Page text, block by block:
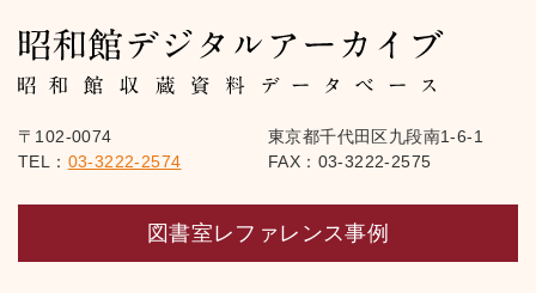
〒102-0074
東京都千代田区九段南1-6-1
TEL： 03-3222-2574 FAX：03-3222-2575
図書室レファレンス事例